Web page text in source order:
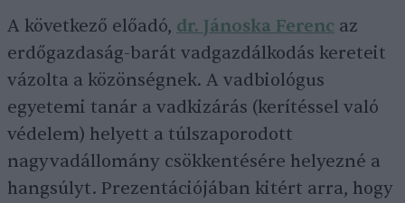
A következő előadó, dr. Jánoska Ferenc az
erdőgazdaság-barát vadgazdálkodás kereteit
vázolta a közönségnek. A vadbiológus
egyetemi tanár a vadkizárás (kerítéssel való
védelem) helyett a túlszaporodott
nagyvadállomány csökkentésére helyezné a
hangsúlyt. Prezentációjában kitért arra, hogy